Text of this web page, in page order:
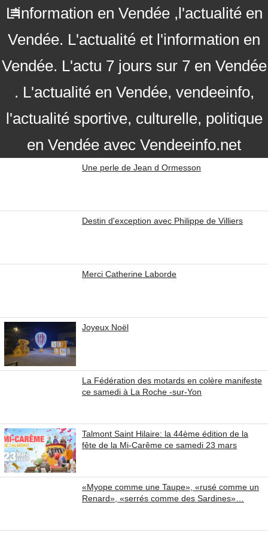
L'information en Vendée ,l'actualité en
Vendée. L'actualité et l'information en
Vendée. L'actu 7 jours sur 7 en Vendée
. L'actualité en Vendée, vendeeinfo,
l'actualité sportive, culturelle, politique
en Vendée avec Vendeeinfo.net
Une perle de Jean d Ormesson
Destin d'exception avec Philippe de Villiers
Merci Catherine Laborde
Joyeux Noël
La Fédération des motards en colère manifeste
ce samedi à La Roche -sur-Yon
Talmont Saint Hilaire: la 44ème édition de la
fête de la Mi-Carême ce samedi 23 mars
«Myope comme une Taupe», «rusé comme un
Renard», «serrés comme des Sardines»…